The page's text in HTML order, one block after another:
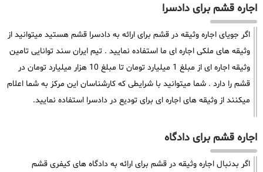
اجاره قشم برای دادسرا
اگر جویای اجاره وثیقه در قشم برای ارائه به دادسرا قشم هستید میتوانید از
وثیقه های ملکی اجاره ای ما استفاده نمایید . تیم ایران سند توانایی تامین
وثیقه اجاره ای از مبلغ 1 میلیارد تومان تا مبلغ 10 هزار میلیارد تومان در
قشم را دارد . شما میتوانید با شرایطی که کارشناسان این مرکز به شما اعلام
میکنند از وثیقه های اجاره ای برای تودیع در دادسرا استفاده نمایید.
اجاره قشم برای دادگاه
اگر بدنبال اجاره وثیقه در قشم برای ارائه به دادگاه های کیفری قشم